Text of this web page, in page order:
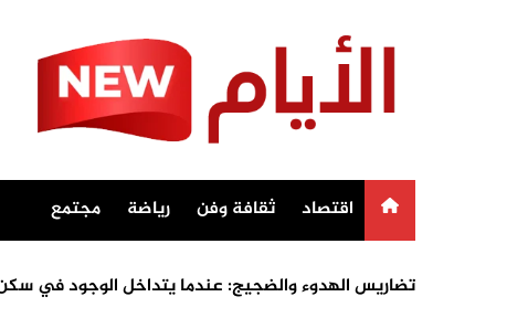
اقتصاد ثقافة وفن رياضة مجتمع
تضاريس الهدوء والضجيج: عندما يتداخل الوجود في